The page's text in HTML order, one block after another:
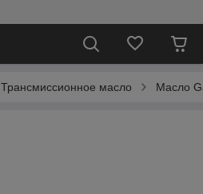
Трансмиссионное масло Масло